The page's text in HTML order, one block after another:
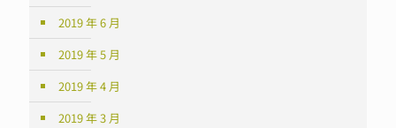
2019 年 6 月
2019 年 5 月
2019 年 4 月
2019 年 3 月